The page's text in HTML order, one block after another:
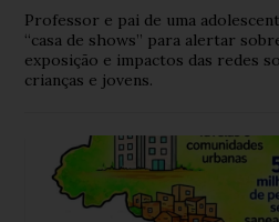
Professor e pai de uma
“casa de shows” para alertar
exposição e impactos das redes
crianças e jovens.